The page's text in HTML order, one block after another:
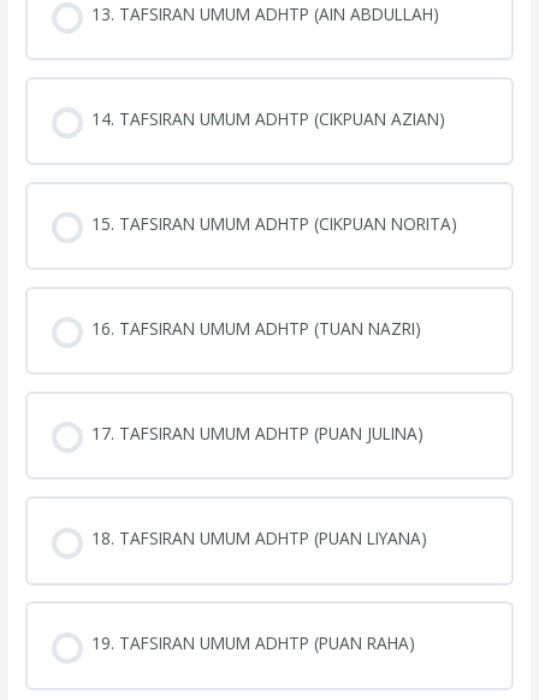
13. TAFSIRAN UMUM ADHTP (AIN ABDULLAH)
14. TAFSIRAN UMUM ADHTP (CIKPUAN AZIAN)
15. TAFSIRAN UMUM ADHTP (CIKPUAN NORITA)
16. TAFSIRAN UMUM ADHTP (TUAN NAZRI)
17. TAFSIRAN UMUM ADHTP (PUAN JULINA)
18. TAFSIRAN UMUM ADHTP (PUAN LIYANA)
19. TAFSIRAN UMUM ADHTP (PUAN RAHA)